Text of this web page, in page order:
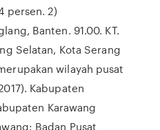
persen. 2)
Banten. 91.00. KT.
Selatan, Kota Serang
wilayah pusat
Kabupaten
Karawang
Badan Pusat